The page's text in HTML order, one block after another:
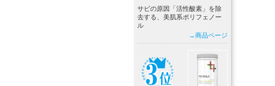
サビの原因「活性酸素」を除
去する、美肌系ポリフェノー
ル
→商品ページ